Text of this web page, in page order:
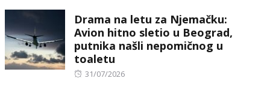
Drama na letu za Njemačku:
Avion hitno sletio u Beograd,
putnika našli nepomičnog u
toaletu
Posted
31/07/2026